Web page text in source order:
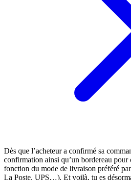
Dès que l’acheteur a confirmé sa
confirmation ainsi qu’un bordereau pour
fonction du mode de livraison préféré
La Poste, UPS…). Et voilà, tu es